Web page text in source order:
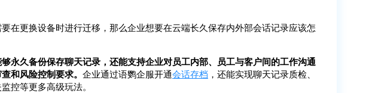
要在更换设备时进行迁移，那么企业想要在云端长久保存内外部会话记录应该怎
永久备份保存聊天记录，还能支持企业对员工内部、员工与客户间的工作沟通
和风险控制要求。 企业通过语鹦企服开通会话存档 ，还能实现聊天记录质检、
控等更多高级玩法。